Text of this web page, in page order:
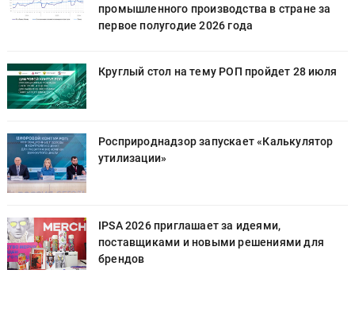
промышленного производства в стране за
первое полугодие 2026 года
Круглый стол на тему РОП пройдет 28 июля
Росприроднадзор запускает «Калькулятор
утилизации»
IPSA 2026 приглашает за идеями,
поставщиками и новыми решениями для
брендов